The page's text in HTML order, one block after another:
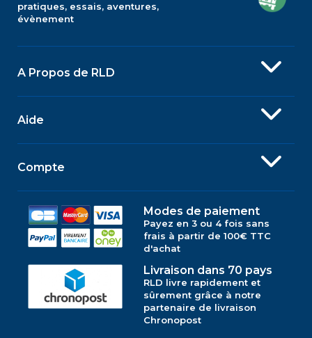
pratiques, essais, aventures,
évènement
A Propos de RLD
Aide
Compte
Modes de paiement
Payez en 3 ou 4 fois sans
frais à partir de 100€ TTC
d'achat
Livraison dans 70 pays
RLD livre rapidement et
sûrement grâce à notre
partenaire de livraison
Chronopost